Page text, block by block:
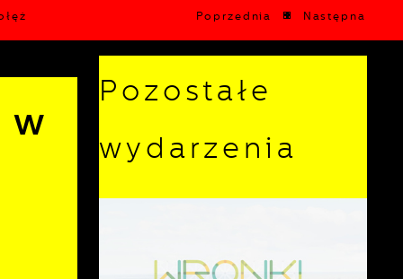
Poprzednia Następna
Pozostałe
wydarzenia